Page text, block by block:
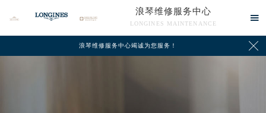
浪琴维修服务中心
LONGINES MAINTENANCE

浪琴维修服务中心竭诚为您服务！ 